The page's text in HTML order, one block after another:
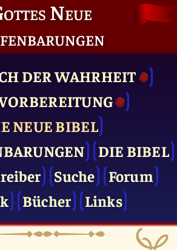
Neue
DER WAHRHEIT
NEUE BIBEL
DIE BIBEL
Suche
Forum
Bücher Links